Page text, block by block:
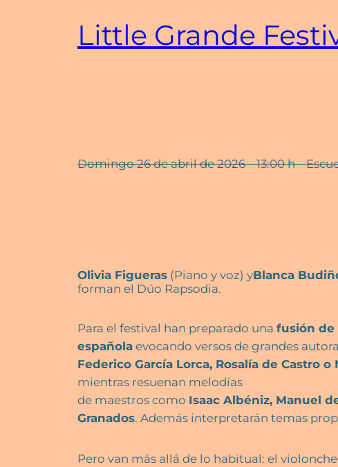
Little Grande
Domingo 26 de abril de 2026 – 13:00 h –
Olivia Figueras (Piano y voz) yBlanca
forman el Dúo Rapsodia.
Para el festival han preparado una fusión de
española evocando versos de grandes
Federico García Lorca, Rosalía de Castro
mientras resuenan melodías
de maestros como Isaac Albéniz, Manuel
Granados. Además interpretarán temas
Pero van más allá de lo habitual: el